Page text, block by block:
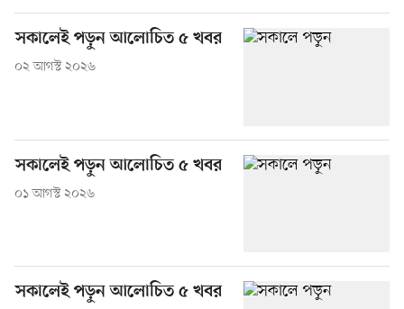
সকালেই পড়ুন আলোচিত ৫ খবর
০২ আগস্ট ২০২৬
সকালেই পড়ুন আলোচিত ৫ খবর
০১ আগস্ট ২০২৬
সকালেই পড়ুন আলোচিত ৫ খবর